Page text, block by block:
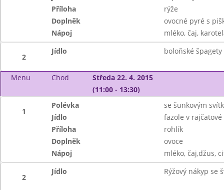
Příloha
rýže
Doplněk
ovocné pyré s
Nápoj
mléko, čaj,
2
Jídlo boloňské
Menu Chod
Středa 22. 4. 2015
(11:00 - 13:30)
1
Polévka
se šunkovým
Jídlo
fazole v rajčatové
Příloha
rohlík
Doplněk
ovoce
Nápoj
mléko, čaj,džus,
2
Jídlo Rýžový nákyp se